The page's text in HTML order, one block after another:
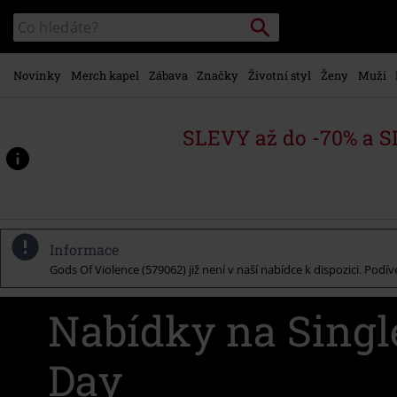
hlavnímu
obsahu
Katalog
vyhledávání
Vyhledávání
Novinky Merch kapel Zábava Značky Životní styl Ženy Muži
SLEVY až do -70% a
Informace
Gods Of Violence (579062) již není v naší nabídce k dispozici.
Nabídky na
Day